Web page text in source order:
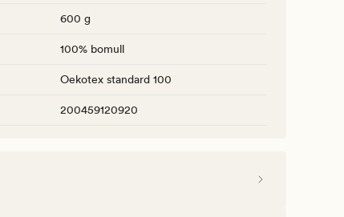
600 g
100% bomull
Oekotex standard 100
200459120920